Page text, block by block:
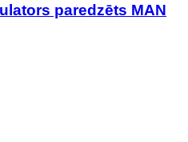
paredzēts MAN